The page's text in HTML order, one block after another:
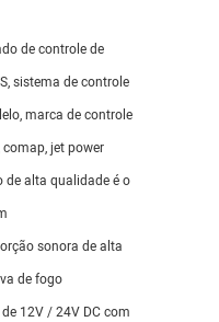
de controle de
sistema de controle
marca de controle
jet power
de alta qualidade é o
sonora de alta
de fogo
12V / 24V DC com